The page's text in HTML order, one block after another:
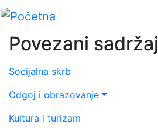
Skip
main
content
Povezani sadržaj
Socijalna skrb
Odgoj i obrazovanje
Kultura i turizam